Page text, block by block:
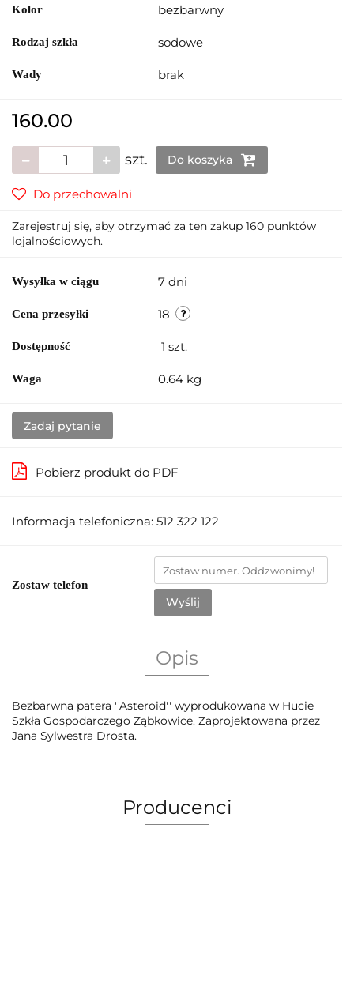
Kolor bezbarwny
Rodzaj szkła sodowe
Wady brak
160.00
szt. Do koszyka
Do przechowalni
Zarejestruj się, aby otrzymać za ten zakup 160 punktów
lojalnościowych.
Wysyłka w ciągu 7 dni
Cena przesyłki 18
Dostępność 1 szt.
Waga 0.64 kg
Zadaj pytanie
Pobierz produkt do PDF
Informacja telefoniczna: 512 322 122
Zostaw telefon
Wyślij
Opis
Bezbarwna patera ''Asteroid'' wyprodukowana w Hucie
Szkła Gospodarczego Ząbkowice. Zaprojektowana przez
Jana Sylwestra Drosta.
Producenci